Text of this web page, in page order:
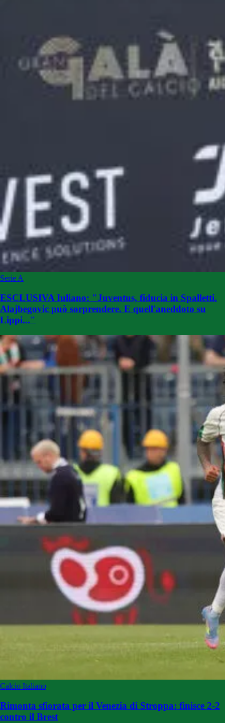
Serie A
ESCLUSIVA Iuliano: "Juventus, fiducia in Spalletti.
Alajbegovic può sorprendere. E quell'aneddoto su
Lippi..."
Calcio Italiano
Rimonta sfiorata per il Venezia di Stroppa: finisce 2-2
contro il Brest